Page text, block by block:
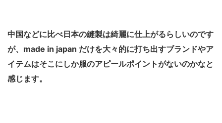
中国などに比べ日本の縫製は綺麗に仕上がるらしいのです
が、made in japan だけを大々的に打ち出すブランドやア
イテムはそこにしか服のアピールポイントがないのかなと
感じます。